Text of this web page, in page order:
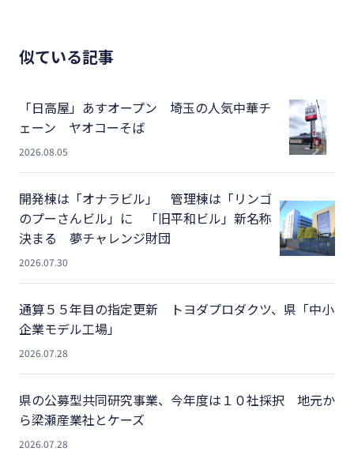
似ている記事
「日高屋」あすオープン 埼玉の人気中華チ
ェーン ヤオコーそば
2026.08.05
開発棟は「オナラビル」 管理棟は「リンゴ
のプーさんビル」に 「旧平和ビル」新名称
決まる 夢チャレンジ財団
2026.07.30
通算５５年目の指定更新 トヨダプロダクツ、県「中小
企業モデル工場」
2026.07.28
県の公募型共同研究事業、今年度は１０社採択 地元か
ら梁瀬産業社とケーズ
2026.07.28